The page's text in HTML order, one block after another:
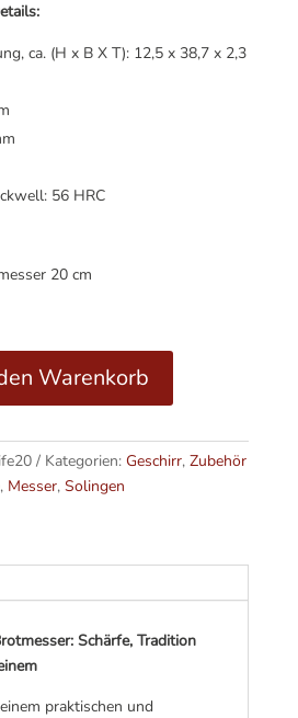
ca. (H x B X T): 12,5 x 38,7 x 2,3
56 HRC
20 cm
Warenkorb
A
t
e
r
i
:
Kategorien: Geschirr, Zubehör
, Messer, Solingen
Schärfe, Tradition
praktischen und